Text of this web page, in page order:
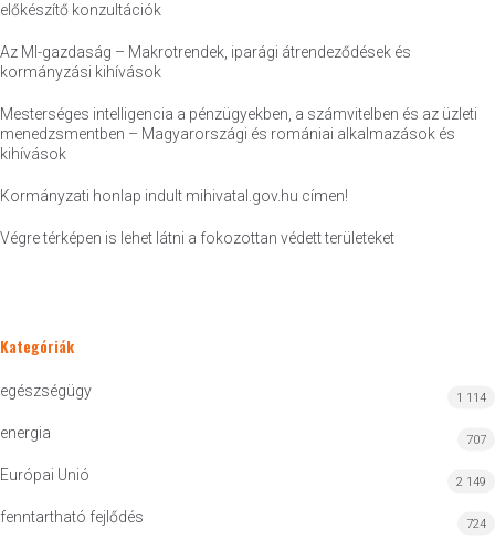
előkészítő konzultációk
Az MI-gazdaság – Makrotrendek, iparági átrendeződések és
kormányzási kihívások
Mesterséges intelligencia a pénzügyekben, a számvitelben és az üzleti
menedzsmentben – Magyarországi és romániai alkalmazások és
kihívások
Kormányzati honlap indult mihivatal.gov.hu címen!
Végre térképen is lehet látni a fokozottan védett területeket
Kategóriák
egészségügy 1 114
energia 707
Európai Unió 2 149
fenntartható fejlődés 724